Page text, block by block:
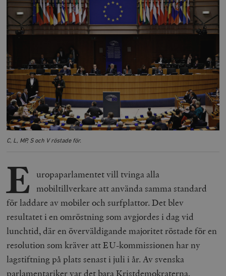
C, L, MP, S och V röstade för.
E
uropaparlamentet vill tvinga alla
mobiltillverkare att använda samma standard
för laddare av mobiler och surfplattor. Det blev
resultatet i en omröstning som avgjordes i dag vid
lunchtid, där en överväldigande majoritet röstade för en
resolution som kräver att EU-kommissionen har ny
lagstiftning på plats senast i juli i år. Av svenska
parlamentariker var det bara Kristdemokraterna,